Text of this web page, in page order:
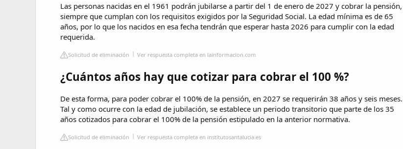
Las personas nacidas en el 1961 podrán jubilarse a partir del 1 de enero de 2027 y cobrar la pensión,
siempre que cumplan con los requisitos exigidos por la Seguridad Social. La edad mínima es de 65
años, por lo que los nacidos en esa fecha tendrán que esperar hasta 2026 para cumplir con la edad
requerida.
Solicitud de eliminación Ver respuesta completa en lainformacion.com
¿Cuántos años hay que cotizar para cobrar el 100 %?
De esta forma, para poder cobrar el 100% de la pensión, en 2027 se requerirán 38 años y seis meses.
Tal y como ocurre con la edad de jubilación, se establece un periodo transitorio que parte de los 35
años cotizados para cobrar el 100% de la pensión estipulado en la anterior normativa.
Solicitud de eliminación Ver respuesta completa en institutosantalucia.es